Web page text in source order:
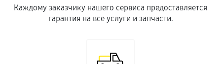
Каждому заказчику нашего сервиса предоставляется
гарантия на все услуги и запчасти.